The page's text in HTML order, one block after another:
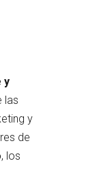
y
las
y
de
, los